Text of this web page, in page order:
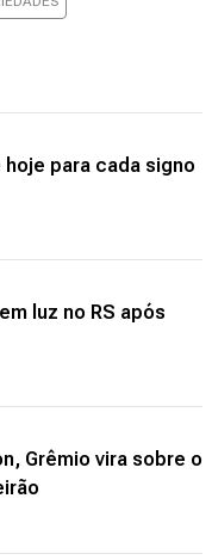
para cada signo
luz no RS após
Grêmio vira sobre o